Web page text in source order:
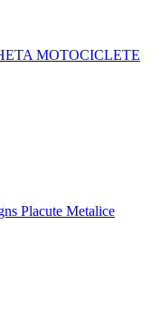
MOTOCICLETE
Placute Metalice